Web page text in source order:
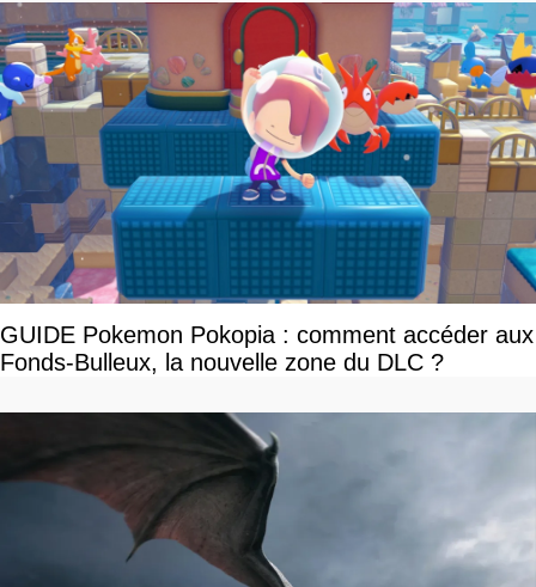
GUIDE Pokemon Pokopia : comment accéder aux
Fonds-Bulleux, la nouvelle zone du DLC ?